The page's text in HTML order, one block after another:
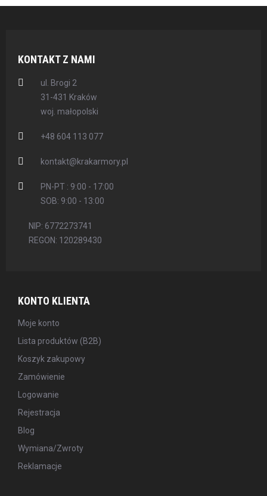
KONTAKT Z NAMI
ul. Brogi 2
31-431 Kraków
woj. małopolski
+48 604 113 077
kontakt@krakarmory.pl
PN-PT : 9:00 - 17:00
SOB: 9:00 - 13:00
NIP: 6772273741
REGON: 120289430
KONTO KLIENTA
Moje konto
Lista produktów (B2B)
Koszyk zakupowy
Zamówienie
Logowanie
Rejestracja
Blog
Wymiana/Zwroty
Reklamacje